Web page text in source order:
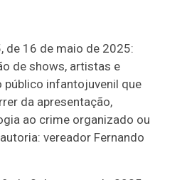
de 16 de maio de 2025:
de shows, artistas e
público infantojuvenil que
da apresentação,
ao crime organizado ou
vereador Fernando